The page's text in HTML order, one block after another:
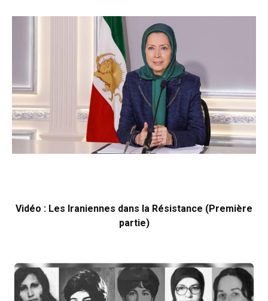
Vidéo : Les Iraniennes dans la Résistance (Première
partie)